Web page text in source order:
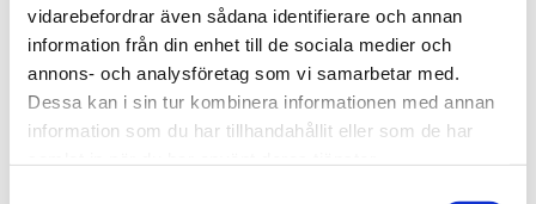
vidarebefordrar även sådana identifierare och annan
information från din enhet till de sociala medier och
annons- och analysföretag som vi samarbetar med.
Dessa kan i sin tur kombinera informationen med annan
information som du har tillhandahållit eller som de har
Uppgifter: Tusentals
migranter kvar i Ceuta